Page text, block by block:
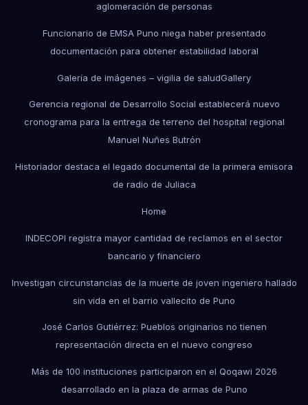
aglomeración de personas
Funcionario de EMSA Puno niega haber presentado
documentación para obtener estabilidad laboral
Galería de imágenes – vigilia de saludGallery
Gerencia regional de Desarrollo Social establecerá nuevo
cronograma para la entrega de terreno del hospital regional
Manuel Nuñes Butrón
Historiador destaca el legado documental de la primera emisora
de radio de Juliaca
Home
INDECOPI registra mayor cantidad de reclamos en el sector
bancario y financiero
Investigan circunstancias de la muerte de joven ingeniero hallado
sin vida en el barrio vallecito de Puno
José Carlos Gutiérrez: Pueblos originarios no tienen
representación directa en el nuevo congreso
Más de 100 instituciones participaron en el Qoqawi 2026
desarrollado en la plaza de armas de Puno